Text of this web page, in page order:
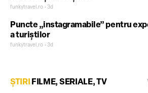
funkytravel.ro • 3d
Puncte „instagramabile” pentru
a turiștilor
funkytravel.ro • 3d
ȘTIRI FILME, SERIALE, TV